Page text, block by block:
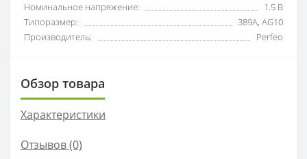
Номинальное напряжение:
1.5 В
Типоразмер:
389A, AG10
Производитель:
Perfeo
Обзор товара
Характеристики
Отзывов (0)